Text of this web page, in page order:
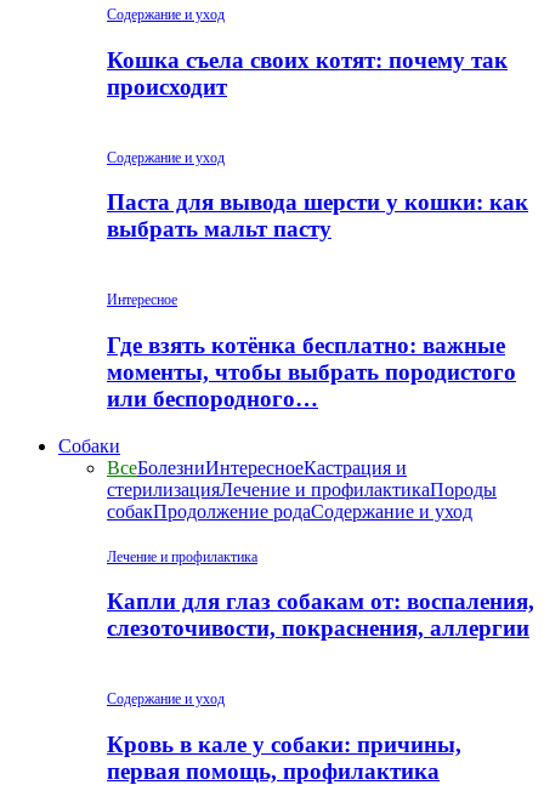
Содержание и уход
Кошка съела своих котят: почему так
происходит
Содержание и уход
Паста для вывода шерсти у кошки: как
выбрать мальт пасту
Интересное
Где взять котёнка бесплатно: важные
моменты, чтобы выбрать породистого
или беспородного…
Собаки
ВсеБолезниИнтересноеКастрация и
стерилизацияЛечение и профилактикаПороды
собакПродолжение родаСодержание и уход
Лечение и профилактика
Капли для глаз собакам от: воспаления,
слезоточивости, покраснения, аллергии
Содержание и уход
Кровь в кале у собаки: причины,
первая помощь, профилактика